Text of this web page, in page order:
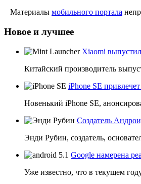
Материалы мобильного портала
Новое и лучшее
Xiaomi
Китайский производитель
iPhone SE
Новенький iPhone SE,
Создатель
Энди Рубин, создатель,
Google намерена
Уже известно, что в текущем